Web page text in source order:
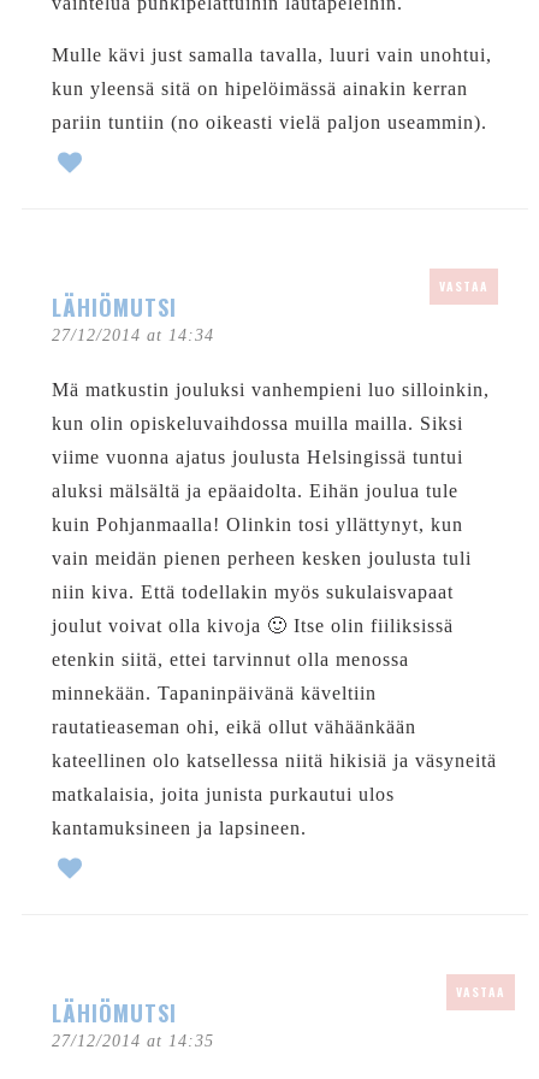
Mulle kävi just samalla tavalla, luuri vain unohtui,
kun yleensä sitä on hipelöimässä ainakin kerran
pariin tuntiin (no oikeasti vielä paljon useammin).
LÄHIÖMUTSI
27/12/2014 at 14:34
VASTAA
Mä matkustin jouluksi vanhempieni luo silloinkin,
kun olin opiskeluvaihdossa muilla mailla. Siksi
viime vuonna ajatus joulusta Helsingissä tuntui
aluksi mälsältä ja epäaidolta. Eihän joulua tule
kuin Pohjanmaalla! Olinkin tosi yllättynyt, kun
vain meidän pienen perheen kesken joulusta tuli
niin kiva. Että todellakin myös sukulaisvapaat
joulut voivat olla kivoja 🙂 Itse olin fiiliksissä
etenkin siitä, ettei tarvinnut olla menossa
minnekään. Tapaninpäivänä käveltiin
rautatieaseman ohi, eikä ollut vähäänkään
kateellinen olo katsellessa niitä hikisiä ja väsyneitä
matkalaisia, joita junista purkautui ulos
kantamuksineen ja lapsineen.
LÄHIÖMUTSI
27/12/2014 at 14:35
VASTAA